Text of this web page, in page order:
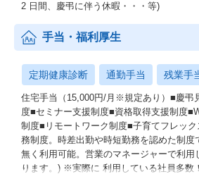
2 日間、慶弔に伴う休暇・・・等)
手当・福利厚生
定期健康診断 通勤手当 残業手
住宅手当（15,000円/月※規定あり）■慶弔
度■セミナー支援制度■資格取得支援制度
制度■リモートワーク制度■子育てフレッ
務制度。時差出勤や時短勤務を認めた制度
無く利用可能。営業のマネージャーで利用
ります。) ※実際に 利用している社員多数